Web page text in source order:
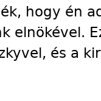
hogy én
elnökével.
és a